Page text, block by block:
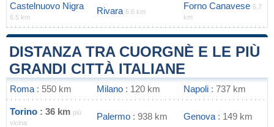
Castelnuovo Nigra
6.5 km
Rivara 6.6 km
Forno Canavese 6.7
km
DISTANZA TRA CUORGNÈ E LE PIÙ
GRANDI CITTÀ ITALIANE
Roma : 550 km Milano : 120 km Napoli : 737 km
Torino : 36 km più
vicina
Palermo : 938 km Genova : 149 km